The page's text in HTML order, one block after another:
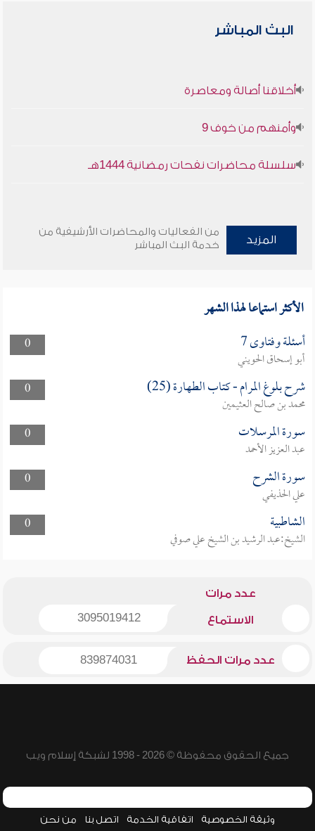
البث المباشر
أخلاقنا أصالة ومعاصرة
وأمنهم من خوف 9
سلسلة محاضرات نفحات رمضانية 1444هـ
المزيد
من الفعاليات والمحاضرات الأرشيفية من
خدمة البث المباشر
الأكثر استماعا لهذا الشهر
0 أسئلة وفتاوى 7
أبو إسحاق الحويني
0
شرح بلوغ المرام - كتاب الطهارة (25)
محمد بن صالح العثيمين
0
سورة المرسلات
عبد العزيز الأحمد
0
سورة الشرح
علي الحذيفي
0
الشاطبية
الشيخ:عبد الرشيد بن الشيخ علي صوفي
عدد مرات
الاستماع 3095019412
عدد مرات الحفظ 839874031
جميع الحقوق محفوظة © 2026 - 1998 لشبكة إسلام ويب
وثيقة الخصوصية اتفاقية الخدمة اتصل بنا من نحن